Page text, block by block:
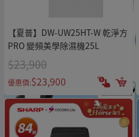
【夏普】DW-UW25HT-W 乾淨方
PRO 變頻美學除濕機25L
$23,900
優惠價:$23,900